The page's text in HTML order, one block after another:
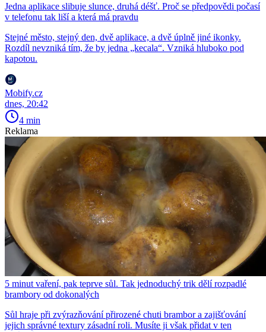
Jedna aplikace slibuje slunce, druhá déšť. Proč se předpovědi počasí
v telefonu tak liší a která má pravdu
Stejné město, stejný den, dvě aplikace, a dvě úplně jiné ikonky.
Rozdíl nevzniká tím, že by jedna „kecala“. Vzniká hluboko pod
kapotou.
Mobify.cz
dnes, 20:42
4 min
Reklama
5 minut vaření, pak teprve sůl. Tak jednoduchý trik dělí rozpadlé
brambory od dokonalých
Sůl hraje při zvýrazňování přirozené chuti brambor a zajišťování
jejich správné textury zásadní roli. Musíte ji však přidat v ten